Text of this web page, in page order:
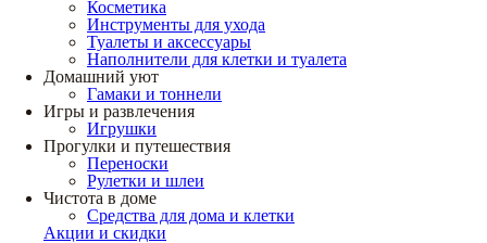
Косметика
Инструменты для ухода
Туалеты и аксессуары
Наполнители для клетки и туалета
Домашний уют
Гамаки и тоннели
Игры и развлечения
Игрушки
Прогулки и путешествия
Переноски
Рулетки и шлеи
Чистота в доме
Средства для дома и клетки
Акции и скидки